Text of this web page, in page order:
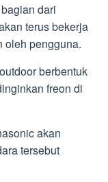
dari
terus bekerja
oleh pengguna.
berbentuk
freon di
akan
tersebut